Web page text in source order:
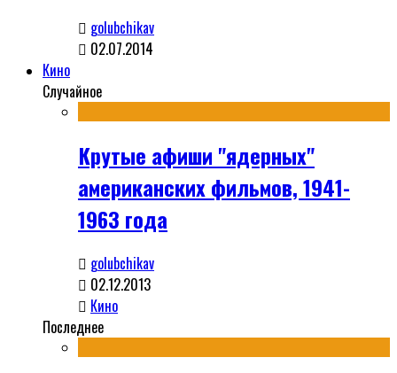
golubchikav
02.07.2014
Кино
Случайное
Крутые афиши "ядерных"
американских фильмов, 1941-
1963 года
golubchikav
02.12.2013
Кино
Последнее